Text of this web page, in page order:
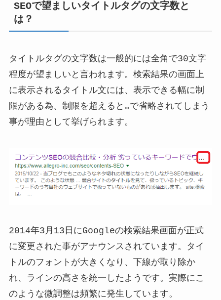
SEOで望ましいタイトルタグの文字数と
は？
タイトルタグの文字数は一般的には全角で30文字
程度が望ましいと言われます。検索結果の画面上
に表示されるタイトル文には、表示できる幅に制
限がある為、制限を超えると…で省略されてしまう
事が理由として挙げられます。
2014年3月13日にGoogleの検索結果画面が正式
に変更された事がアナウンスされています。タイ
トルのフォントが大きくなり、下線が取り除か
れ、ラインの高さを統一したようです。実際にこ
のような微調整は頻繁に発生しています。